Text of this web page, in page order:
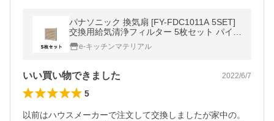
パナソニック 換気扇 [FY-FDC1011A 5SET]
交換用給気清浄フィルター 5枚セット パイプ
ファン 給気専用 優良配送 超PayPay祭
e-キッチンマテリアル
いい買い物できました 2022/6/7
5
以前はハウスメーカーで注文して交換しましたが家中の。